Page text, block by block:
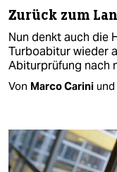
Zurück zum
Nun denkt auch die
Turboabitur wieder
Abiturprüfung nach
Von Marco Carini und